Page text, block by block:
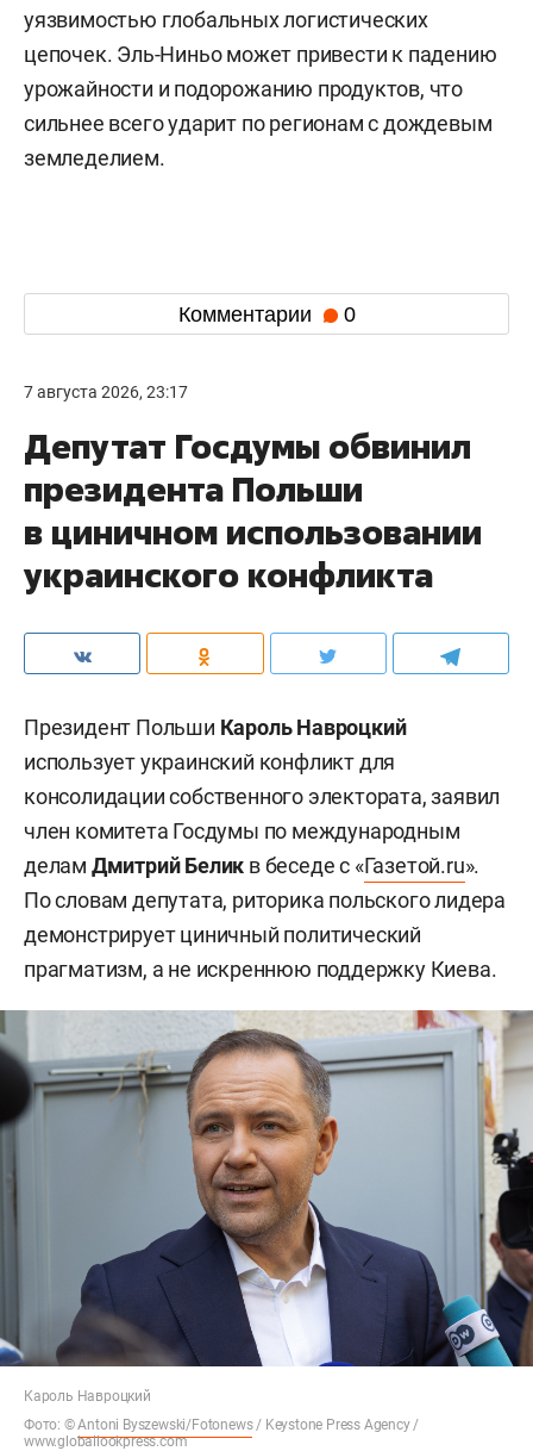
уязвимостью глобальных логистических
цепочек. Эль-Ниньо может привести к падению
урожайности и подорожанию продуктов, что
сильнее всего ударит по регионам с дождевым
земледелием.
Комментарии 0
7 августа 2026, 23:17
Депутат Госдумы обвинил
президента Польши
в циничном использовании
украинского конфликта
Президент Польши Кароль Навроцкий
использует украинский конфликт для
консолидации собственного электората, заявил
член комитета Госдумы по международным
делам Дмитрий Белик в беседе с «Газетой.ru».
По словам депутата, риторика польского лидера
демонстрирует циничный политический
прагматизм, а не искреннюю поддержку Киева.
Кароль Навроцкий
Фото: ©Antoni Byszewski/Fotonews/ Keystone Press Agency /
www.globallookpress.com